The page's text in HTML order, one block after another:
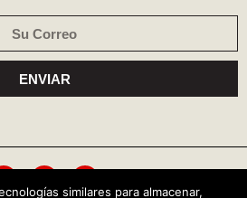
ENVIAR
similares para almacenar,